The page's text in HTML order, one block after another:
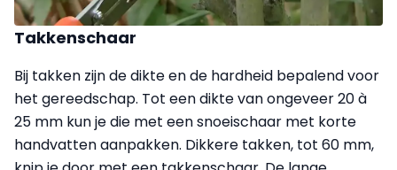
Takkenschaar
Bij takken zijn de dikte en de hardheid bepalend voor
het gereedschap. Tot een dikte van ongeveer 20 à
25 mm kun je die met een snoeischaar met korte
handvatten aanpakken. Dikkere takken, tot 60 mm,